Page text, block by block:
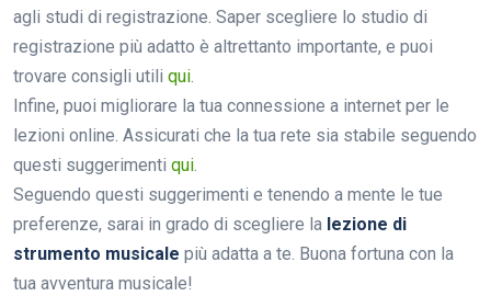
agli studi di registrazione. Saper scegliere lo studio di
registrazione più adatto è altrettanto importante, e puoi
trovare consigli utili qui.
Infine, puoi migliorare la tua connessione a internet per le
lezioni online. Assicurati che la tua rete sia stabile seguendo
questi suggerimenti qui.
Seguendo questi suggerimenti e tenendo a mente le tue
preferenze, sarai in grado di scegliere la lezione di
strumento musicale più adatta a te. Buona fortuna con la
tua avventura musicale!